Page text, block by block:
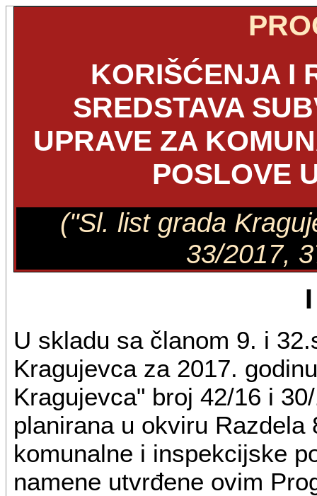
KORIŠĆENJA I
SREDSTAVA
UPRAVE ZA
POSLOVE
("Sl. list grada
33/2017,
U skladu sa članom 9. i
Kragujevca za 2017.
Kragujevca" broj 42/16 i
planirana u okviru
komunalne i inspekcijske
namene utvrđene ovim